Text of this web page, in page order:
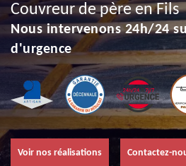
Couvreur de père en Fils
Nous intervenons 24h/24
d'urgence
Voir nos réalisations Contactez-